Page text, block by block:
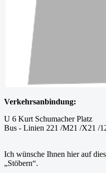
Verkehrsanbindung:
U 6 Kurt Schumacher Platz
Bus - Linien 221 /M21 /X21 /
Ich wünsche Ihnen hier auf
„Stöbern“.